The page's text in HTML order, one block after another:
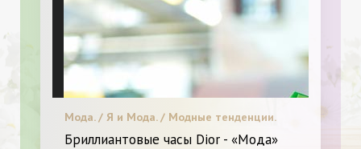
Мода. / Я и Мода. / Модные тенденции.
Бриллиантовые часы Dior - «Мода»